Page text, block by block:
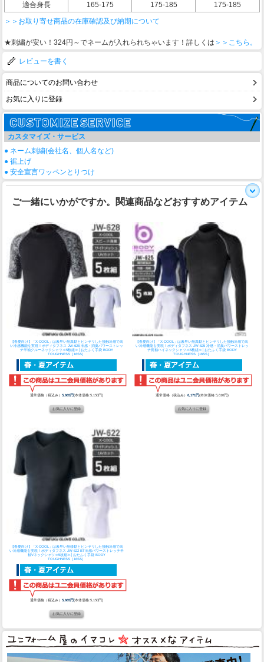
適合身長
165-175 175-185
175-185
＞＞お取り寄せ商品の在庫確認及び納期について
★刺繍が安い！324円～でネームが入れられちゃいます！詳しくは ＞＞こちら。
レビューを書く
商品についてのお問い合わせ
お気に入りに登録
カスタマイズ・サービス
● ネーム刺繍(会社名、個人名など)
● 裾上げ
● 安全宣言ワッペンとりつけ
ご一緒にいかがですか。関連商品などおすすめアイテム
【春夏向け】「X-COOL」は素早い熱異動とヒンヤリした接触冷感で高
い冷感機能を実現！ボディタフネス JW-628 冷感・消臭パワーストレッ
チ半袖クルーネックシャツ≪5枚組≫│おたふく手袋 BODY
TOUGHNESS［16SS］
通常価格（税込み）5,665円(本体価格:5,150円)
【春夏向け】「X-COOL」は素早い熱異動とヒンヤリした接触冷感で高
い冷感機能を実現！ ボディタフネス JW-625 冷感・消臭パワーストレッ
チ長袖ハイネックシャツ≪5枚組≫│おたふく手袋 BODY
TOUGHNESS［16SS］
通常価格（税込み） 6,171円(本体価格:5,610円)
【春夏向け】「X-COOL」は素早い熱移動とヒンヤリした接触冷感で高
い冷感機能を実現！ボディタフネス JW-622 BT冷感パワーストレッチ半
袖Vネックシャツ≪5枚組≫│おたふく手袋 BODY
TOUGHNESS［16SS］
通常価格（税込み）5,665円(本体価格:5,150円)